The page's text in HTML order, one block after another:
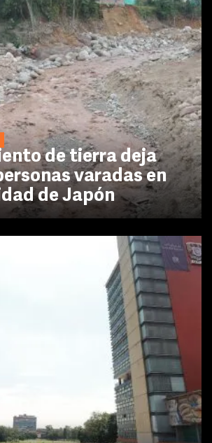
de tierra deja
varadas en
de Japón